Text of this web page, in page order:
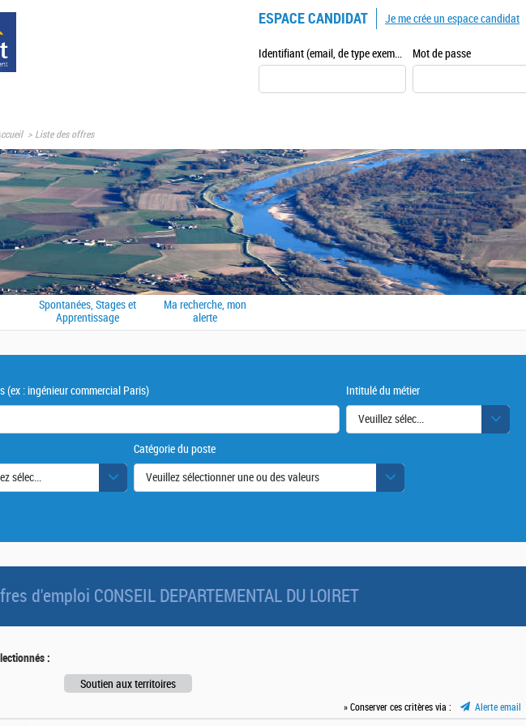
ESPACE CANDIDAT
Identifiant (email, de type exemple@exemple.fr) Mot de passe
Je me crée un espace candidat
Liste des offres
Spontanées, Stages et
Apprentissage
Ma recherche, mon
alerte
(ex : ingénieur commercial Paris) Intitulé du métier
Veuillez sélectionner une ou des valeurs
sélectionner une ou des valeurs
Catégorie du poste
Veuillez sélectionner une ou des valeurs
d'emploi CONSEIL DEPARTEMENTAL DU LOIRET
:
Soutien aux territoires
» Conserver ces critères via : Alerte email